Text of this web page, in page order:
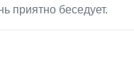
приятно беседует.